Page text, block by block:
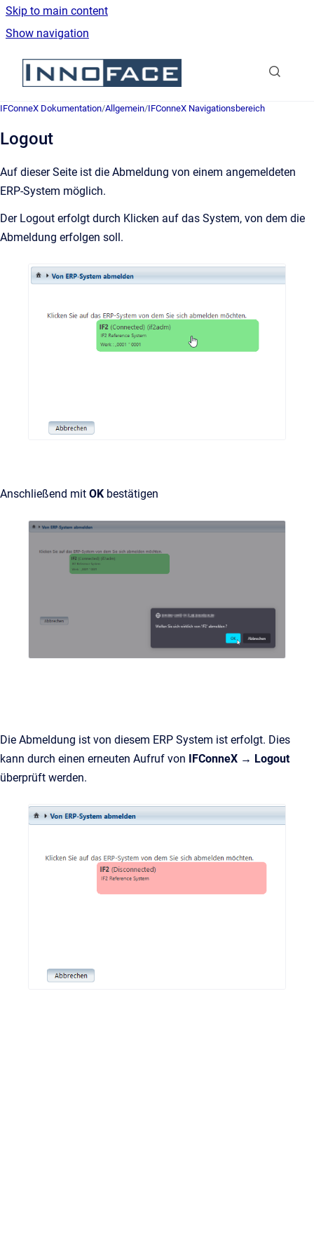
Skip to main content
Show navigation
Go to homepage
IFConneX Dokumentation/Allgemein/IFConneX Navigationsbereich
Logout
Auf dieser Seite ist die Abmeldung von einem angemeldeten
ERP-System möglich.
Der Logout erfolgt durch Klicken auf das System, von dem die
Abmeldung erfolgen soll.
Anschließend mit OK bestätigen
Die Abmeldung ist von diesem ERP System ist erfolgt. Dies
kann durch einen erneuten Aufruf von
IFConneX → Logout
überprüft werden.